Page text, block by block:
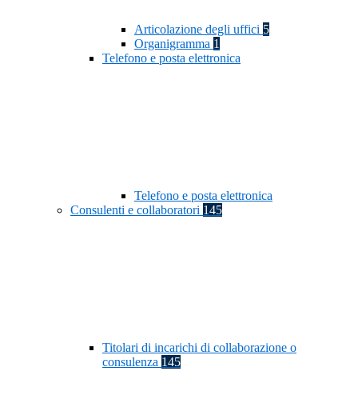
Articolazione degli uffici 5
Organigramma 1
Telefono e posta elettronica
Telefono e posta elettronica
Consulenti e collaboratori 145
Titolari di incarichi di collaborazione o
consulenza 145